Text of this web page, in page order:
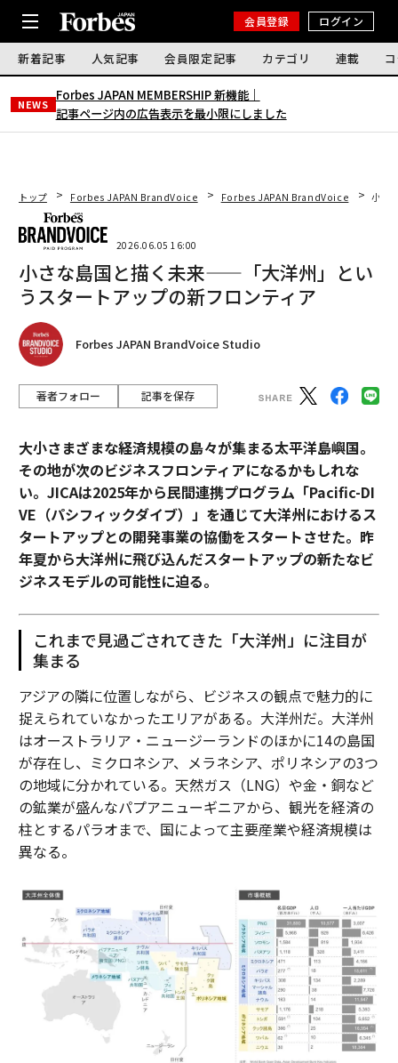
会員登録 ログイン
新着記事 人気記事 会員限定記事 カテゴリ 連載
NEWS
Forbes JAPAN MEMBERSHIP 新機能｜
記事ページ内の広告表示を最小限にしました
トップ Forbes JAPAN BrandVoice Forbes JAPAN BrandVoice 小さ
2026.06.05 16:00
小さな島国と描く未来——「大洋州」とい
うスタートアップの新フロンティア
Forbes JAPAN BrandVoice Studio
著者フォロー 記事を保存
大小さまざまな経済規模の島々が集まる太平洋島嶼国。
その地が次のビジネスフロンティアになるかもしれな
い。JICAは2025年から民間連携プログラム「Pacific-DI
VE（パシフィックダイブ）」を通じて大洋州におけるス
タートアップとの開発事業の協働をスタートさせた。昨
年夏から大洋州に飛び込んだスタートアップの新たなビ
ジネスモデルの可能性に迫る。
これまで見過ごされてきた「大洋州」に注目が
集まる
アジアの隣に位置しながら、ビジネスの観点で魅力的に
捉えられていなかったエリアがある。大洋州だ。大洋州
はオーストラリア・ニュージーランドのほかに14の島国
が存在し、ミクロネシア、メラネシア、ポリネシアの3つ
の地域に分かれている。天然ガス（LNG）や金・銅など
の鉱業が盛んなパプアニューギニアから、観光を経済の
柱とするパラオまで、国によって主要産業や経済規模は
異なる。